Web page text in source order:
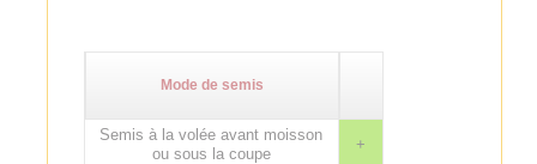
Mode de semis
Semis à la volée avant moisson
ou sous la coupe
+